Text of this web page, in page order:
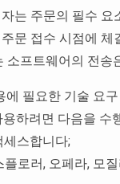
는 주문의 필수
문 접수 시점에 체
소프트웨어의 전송
에 필요한 기술 요
하려면 다음을 수
세스합니다;
플로러, 오페라, 모